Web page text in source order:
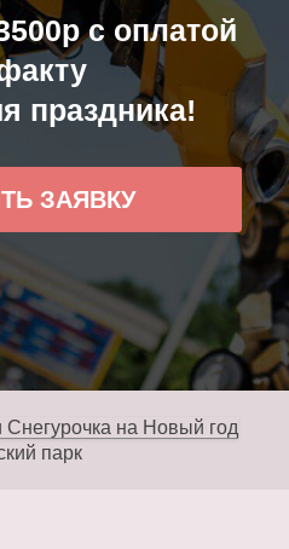
с оплатой
праздника!
ЗАЯВКУ
на Новый год
парк